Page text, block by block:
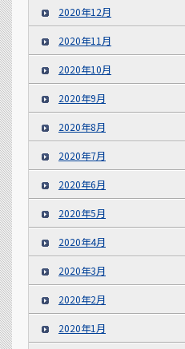
2020年12月
2020年11月
2020年10月
2020年9月
2020年8月
2020年7月
2020年6月
2020年5月
2020年4月
2020年3月
2020年2月
2020年1月